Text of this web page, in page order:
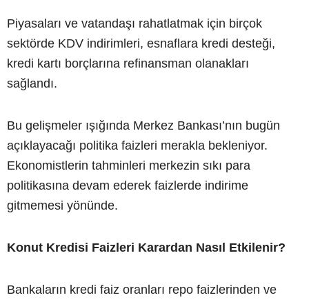
Piyasaları ve vatandaşı rahatlatmak için birçok
sektörde KDV indirimleri, esnaflara kredi desteği,
kredi kartı borçlarına refinansman olanakları
sağlandı.
Bu gelişmeler ışığında Merkez Bankası’nın bugün
açıklayacağı politika faizleri merakla bekleniyor.
Ekonomistlerin tahminleri merkezin sıkı para
politikasına devam ederek faizlerde indirime
gitmemesi yönünde.
Konut Kredisi Faizleri Karardan Nasıl Etkilenir?
Bankaların kredi faiz oranları repo faizlerinden ve